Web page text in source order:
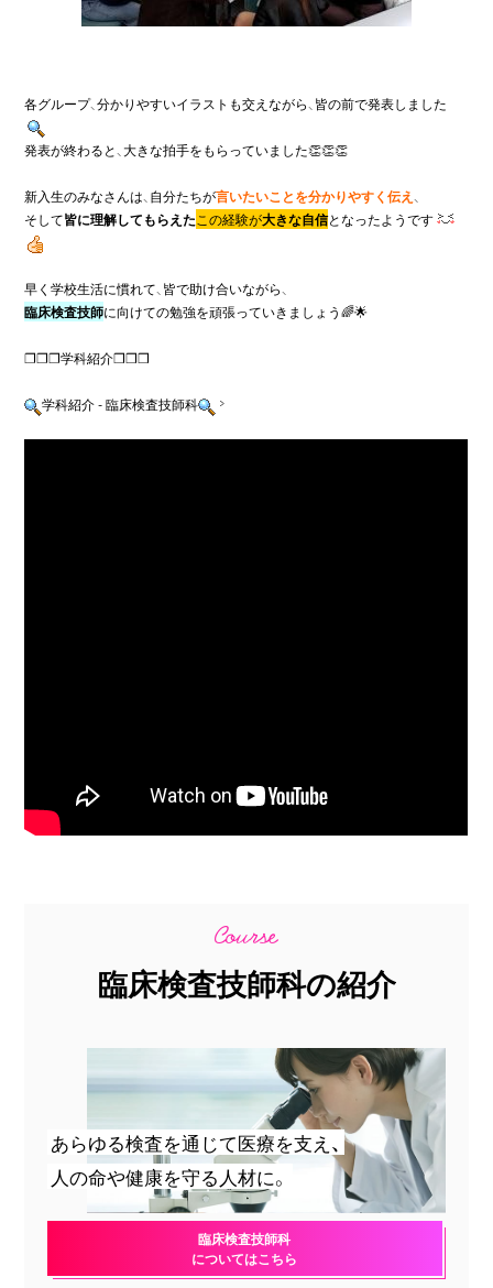
各グループ、分かりやすいイラストも交えながら、皆の前で発表しました
発表が終わると、大きな拍手をもらっていました👏👏👏
新入生のみなさんは、自分たちが言いたいことを分かりやすく伝え、
そして皆に理解してもらえたこの経験が大きな自信となったようです
臨床検査技師に向けての勉強を頑張っていきましょう🌈🌟
❐❐❐学科紹介❒❒❒
学科紹介 - 臨床検査技師科
臨床検査技師科の紹介
あらゆる検査を通じて医療を支え、
人の命や健康を守る人材に。
臨床検査技師科
についてはこちら